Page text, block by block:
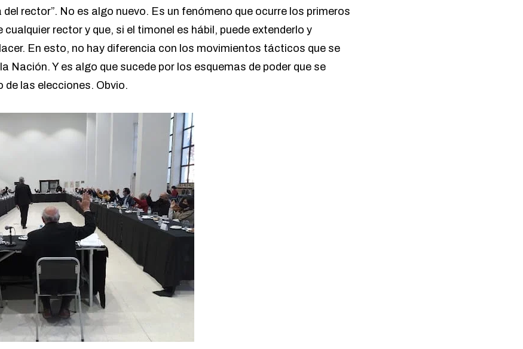
del rector”. No es algo nuevo. Es un fenómeno que ocurre los primeros
rector y que, si el timonel es hábil, puede extenderlo y
En esto, no hay diferencia con los movimientos tácticos que se
Nación. Y es algo que sucede por los esquemas de poder que se
las elecciones. Obvio.